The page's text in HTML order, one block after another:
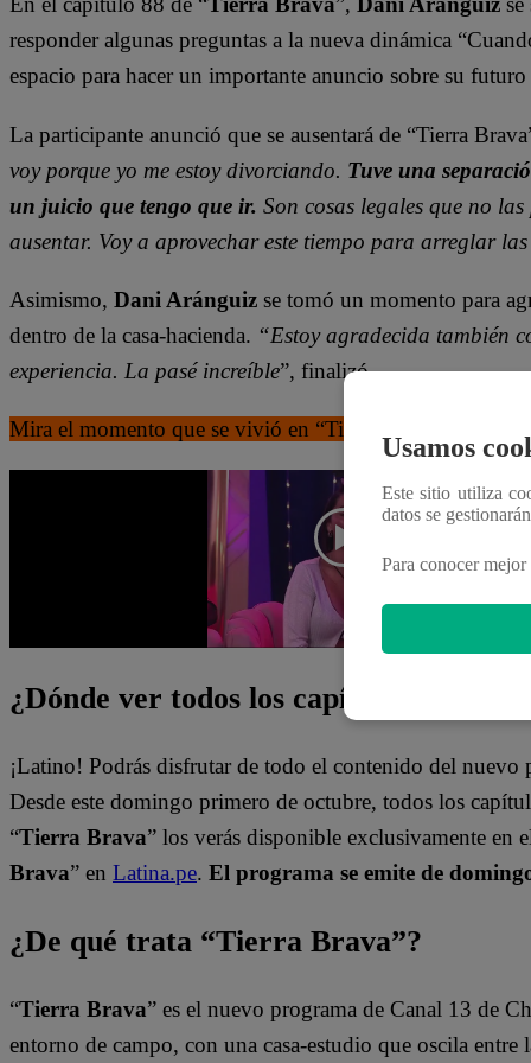
responder algunas preguntas a la nueva dinámica
espacio para hacer un importante anuncio sobre su
La participante anunció que se ausentará de “Tierra
voy porque yo me estoy divorciando. Tuve una
un juicio que tengo que ir. Son cosas legales que no
ausentar. Voy a aprovechar este tiempo para arreglar
Asimismo, Dani Aránguiz se tomó un momento para
dentro de la casa-hacienda. “Estoy agradecida también
experiencia. La pasé increíble”, finalizó.
Mira el momento que se vivió en “Tierra Brava”
¿Dónde ver todos los capítulos?
¡Latino! Podrás disfrutar de todo el contenido del nuevo
Desde este domingo primero de octubre, todos los
“Tierra Brava” los verás disponible exclusivamente en
Brava” en Latina.pe. El programa se emite de
¿De qué trata “Tierra Brava”?
“Tierra Brava” es el nuevo programa de Canal 13 de
entorno de campo, con una casa-estudio que oscila
Usamos
Este sitio utiliza
datos se
Para conocer